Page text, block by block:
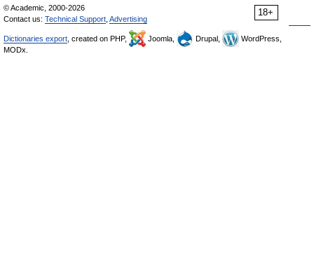
18+
© Academic, 2000-2026
Contact us: Technical Support Advertising
Dictionaries export , created on PHP, Joomla, Drupal,
WordPress,
MODx.